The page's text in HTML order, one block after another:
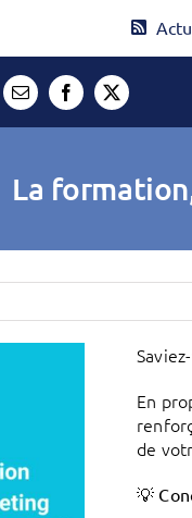
La
En
de
💡